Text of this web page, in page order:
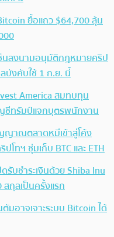
ยื้อแถว $64,700 ลุ้น
ลงนามอนุมัติกฎหมายคริป
บังคับใช้ 1 ก.ย. นี้
America สมทบทุน
ชีทรัมป์แจกบุตรพนักงาน
ญาณตลาดหมีเข้าสู่โค้ง
โทฯ ซุ่มเก็บ BTC และ ETH
รับชำระเงินด้วย Shiba Inu
สกุลเป็นครั้งแรก
มอาจเจาะระบบ Bitcoin ได้